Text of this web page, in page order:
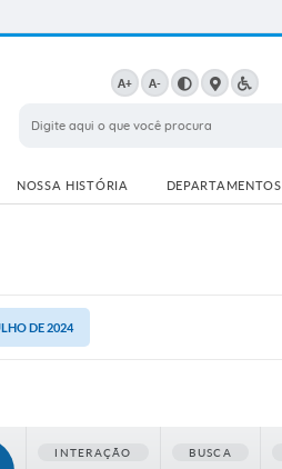
A+ A-
NOSSA HISTÓRIA DEPARTAMENTOS
DE 2024
INTERAÇÃO BUSCA